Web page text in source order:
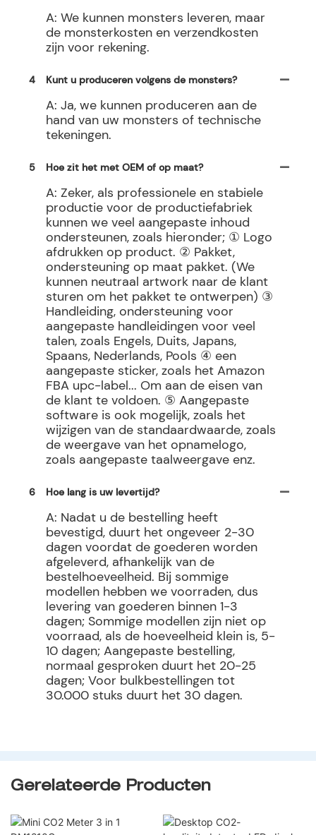
A: We kunnen monsters leveren, maar
de monsterkosten en verzendkosten
zijn voor rekening.
4 Kunt u produceren volgens de monsters?
A: Ja, we kunnen produceren aan de
hand van uw monsters of technische
tekeningen.
5 Hoe zit het met OEM of op maat?
A: Zeker, als professionele en stabiele
productie voor de productiefabriek
kunnen we veel aangepaste inhoud
ondersteunen, zoals hieronder; ① Logo
afdrukken op product. ② Pakket,
ondersteuning op maat pakket. (We
kunnen neutraal artwork naar de klant
sturen om het pakket te ontwerpen) ③
Handleiding, ondersteuning voor
aangepaste handleidingen voor veel
talen, zoals Engels, Duits, Japans,
Spaans, Nederlands, Pools ④ een
aangepaste sticker, zoals het Amazon
FBA upc-label... Om aan de eisen van
de klant te voldoen. ⑤ Aangepaste
software is ook mogelijk, zoals het
wijzigen van de standaardwaarde, zoals
de weergave van het opnamelogo,
zoals aangepaste taalweergave enz.
6 Hoe lang is uw levertijd?
A: Nadat u de bestelling heeft
bevestigd, duurt het ongeveer 2-30
dagen voordat de goederen worden
afgeleverd, afhankelijk van de
bestelhoeveelheid. Bij sommige
modellen hebben we voorraden, dus
levering van goederen binnen 1-3
dagen; Sommige modellen zijn niet op
voorraad, als de hoeveelheid klein is, 5-
10 dagen; Aangepaste bestelling,
normaal gesproken duurt het 20-25
dagen; Voor bulkbestellingen tot
30.000 stuks duurt het 30 dagen.
Gerelateerde Producten